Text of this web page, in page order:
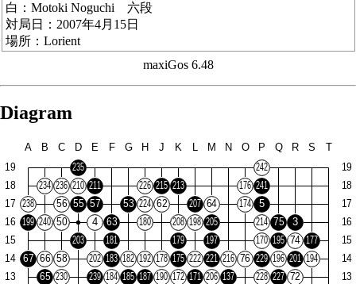
白： Motoki Noguchi 六段
対局日： 2007年4月15日
場所： Lorient
結果：白26.5目勝ち
Benjamin is ranked 5k but he is actually 2-3d. He is one of these
maxiGos 6.48
Diagram